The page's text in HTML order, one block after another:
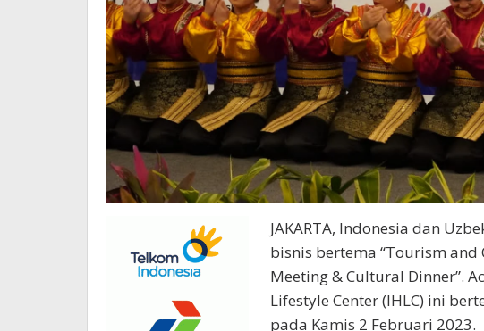
JAKARTA, Indonesia dan
bisnis bertema “Tourism and
Meeting & Cultural Dinner”.
Lifestyle Center (IHLC) ini
pada Kamis 2 Februari 2023.